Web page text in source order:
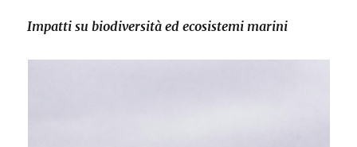
Impatti su biodiversità ed ecosistemi marini